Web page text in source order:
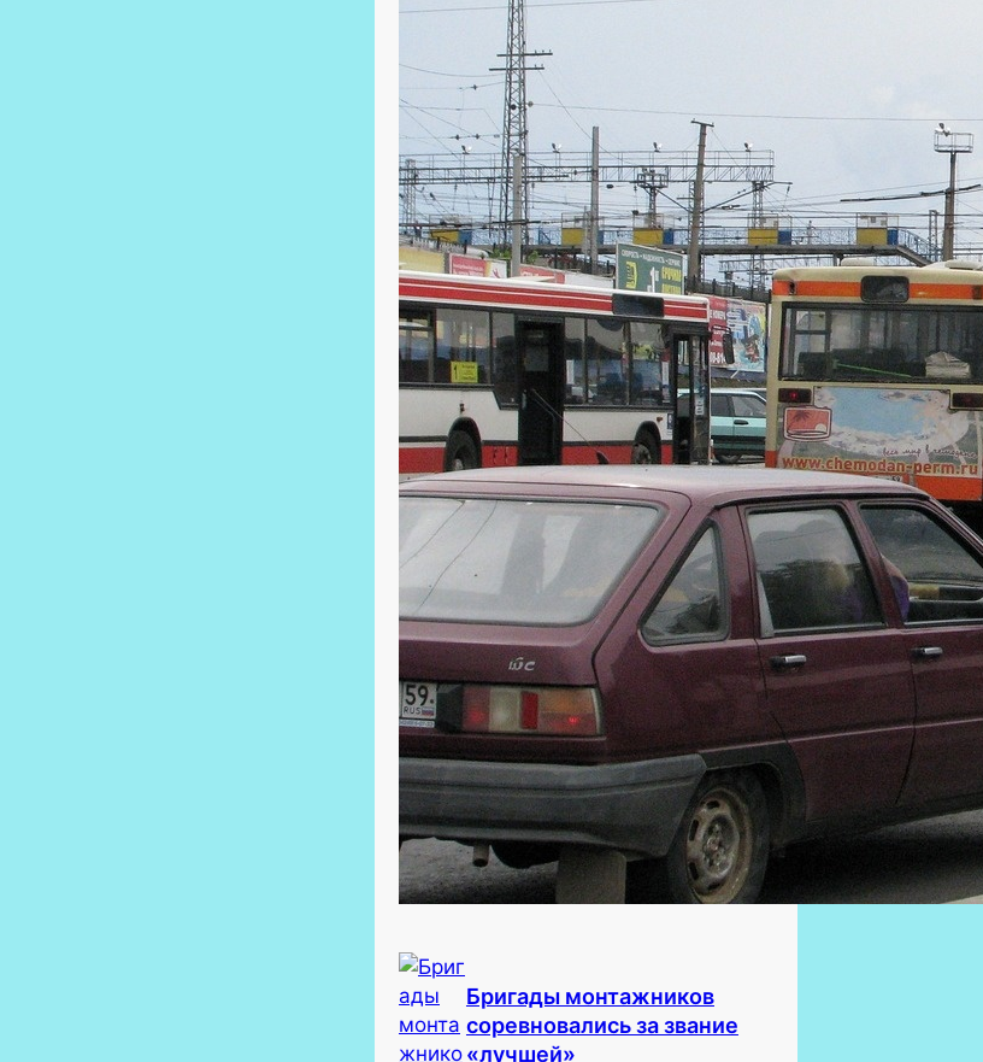
требующие дополнительных
мощностей. В 2023 году
прошли модернизацию
электрические сети,
планируется продолжить
тенденцию в 2024 году. На
эти цели выделено свыше 8
миллиардов рублей, работы
имеют хорошие перспективы
и поддержку извне.
Бригады монтажников
соревновались за звание
«лучшей»